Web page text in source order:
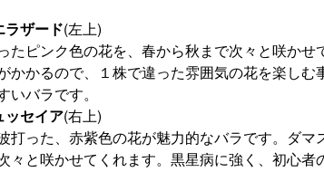
ラザード(左上)
たピンク色の花を、春から秋まで次々と咲かせ
かかるので、１株で違った雰囲気の花を楽しむ
いバラです。
ッセイア(右上)
打った、赤紫色の花が魅力的なバラです。ダマ
々と咲かせてくれます。黒星病に強く、初心者